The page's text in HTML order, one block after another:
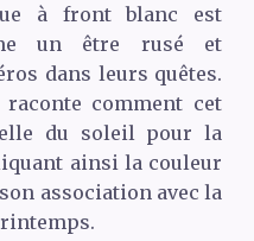
à front blanc est
un être rusé et
dans leurs quêtes.
raconte comment cet
du soleil pour la
ainsi la couleur
association avec la